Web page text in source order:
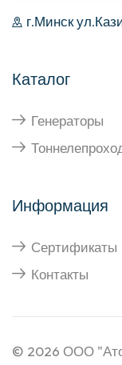
г.Минск
Каталог
Генераторы
Информация
Сертификаты
Контакты
© 2026 ООО